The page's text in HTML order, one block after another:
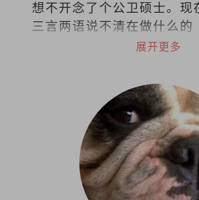
想不开念了个公卫硕士。现
三言两语说不清在做什么
看诊的医生“(叹)。展开更多